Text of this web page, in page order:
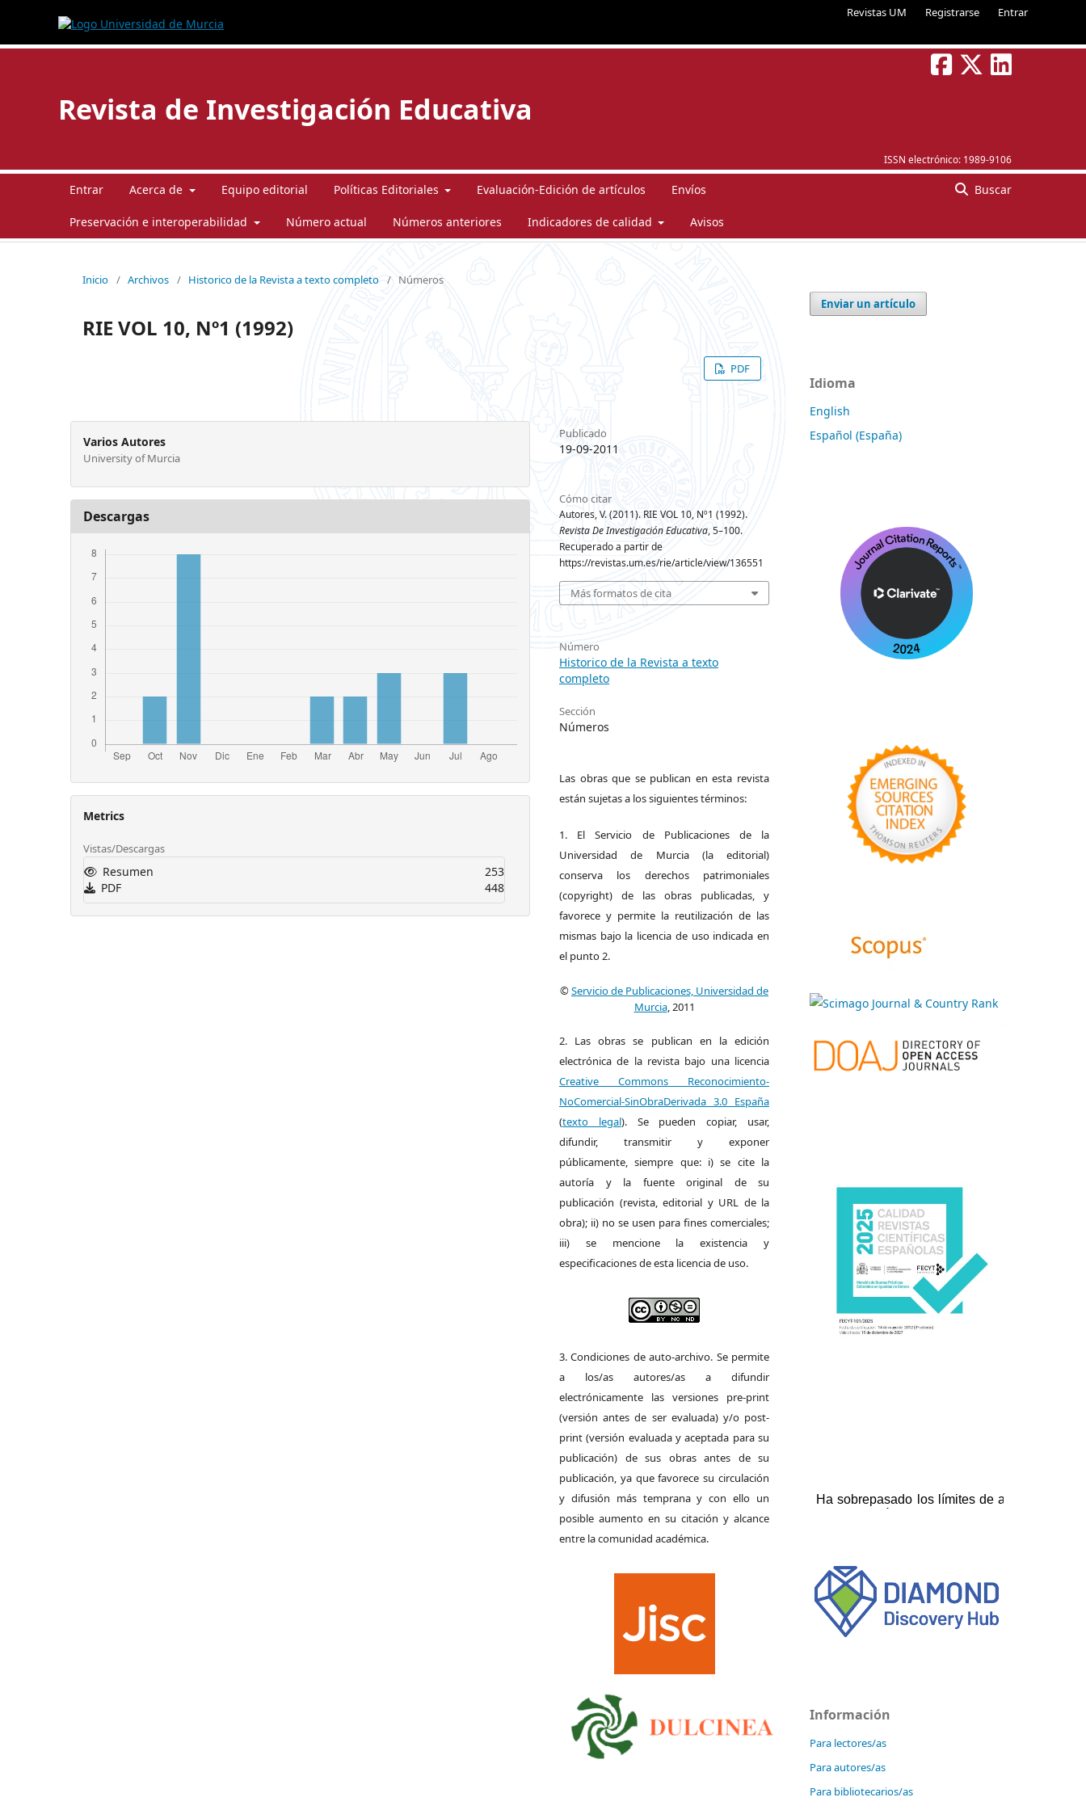
Revistas UM Registrarse Entrar
ISSN electrónico: 1989-9106
Revista de Investigación Educativa
Entrar Acerca de Equipo editorial Políticas Editoriales Evaluación-Edición de artículos Envíos
Preservación e interoperabilidad Número actual Números anteriores Indicadores de calidad Avisos
Buscar
Inicio / Archivos / Historico de la Revista a texto completo / Números
RIE VOL 10, Nº1 (1992)
PDF
Varios Autores
University of Murcia
Descargas
Metrics
Vistas/Descargas
Resumen
253
PDF
448
Publicado
19-09-2011
Cómo citar
Autores, V. (2011). RIE VOL 10, Nº1 (1992).
Revista De Investigación Educativa, 5–100.
Recuperado a partir de
https://revistas.um.es/rie/article/view/136551
Más formatos de cita
Número
Historico de la Revista a texto
completo
Sección
Números
Las obras que se publican en esta revista
están sujetas a los siguientes términos:
1. El Servicio de Publicaciones de la
Universidad de Murcia (la editorial)
conserva los derechos patrimoniales
(copyright) de las obras publicadas, y
favorece y permite la reutilización de las
mismas bajo la licencia de uso indicada en
el punto 2.
©Servicio de Publicaciones, Universidad de
Murcia, 2011
2. Las obras se publican en la edición
electrónica de la revista bajo una licencia
Creative Commons Reconocimiento-
NoComercial-SinObraDerivada 3.0 España
(texto legal). Se pueden copiar, usar,
difundir, transmitir y exponer
públicamente, siempre que: i) se cite la
autoría y la fuente original de su
publicación (revista, editorial y URL de la
obra); ii) no se usen para fines comerciales;
iii) se mencione la existencia y
especificaciones de esta licencia de uso.
3. Condiciones de auto-archivo. Se permite
a los/as autores/as a difundir
electrónicamente las versiones pre-print
(versión antes de ser evaluada) y/o post-
print (versión evaluada y aceptada para su
publicación) de sus obras antes de su
publicación, ya que favorece su circulación
y difusión más temprana y con ello un
posible aumento en su citación y alcance
entre la comunidad académica.
Enviar un artículo
Idioma
English
Español (España)
Información
Para lectores/as
Para autores/as
Para bibliotecarios/as